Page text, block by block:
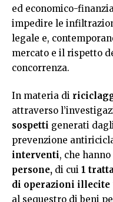
ed economico-
impedire le
legale e,
mercato e il rispetto
concorrenza.
In materia di
attraverso
sospetti generati
prevenzione
interventi, che
persone, di cui 1
di operazioni illecite
al sequestro di beni